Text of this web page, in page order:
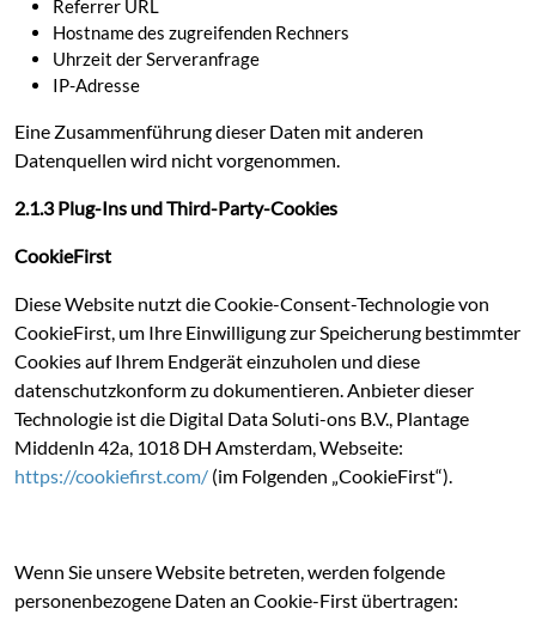
Referrer URL
Hostname des zugreifenden Rechners
Uhrzeit der Serveranfrage
IP-Adresse
Eine Zusammenführung dieser Daten mit anderen
Datenquellen wird nicht vorgenommen.
2.1.3 Plug-Ins und Third-Party-Cookies
CookieFirst
Diese Website nutzt die Cookie-Consent-Technologie von
CookieFirst, um Ihre Einwilligung zur Speicherung bestimmter
Cookies auf Ihrem Endgerät einzuholen und diese
datenschutzkonform zu dokumentieren. Anbieter dieser
Technologie ist die Digital Data Soluti-ons B.V., Plantage
Middenln 42a, 1018 DH Amsterdam, Webseite:
https://cookiefirst.com/ (im Folgenden „CookieFirst“).
Wenn Sie unsere Website betreten, werden folgende
personenbezogene Daten an Cookie-First übertragen: